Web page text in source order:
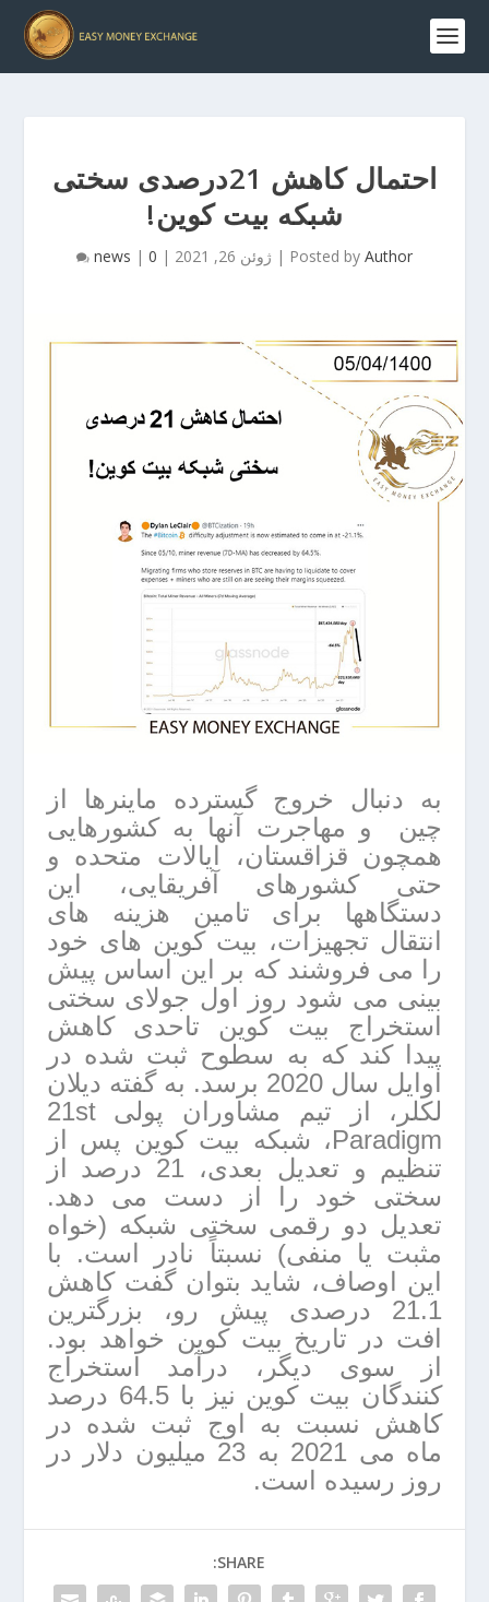
احتمال کاهش 21درصدی سختی
شبکه بیت کوین!
Posted by Author
| ژوئن 26, 2021 |
news | 0
به دنبال خروج گسترده ماینرها از
چین و مهاجرت آنها به کشورهایی
همچون قزاقستان، ایالات متحده و
حتی کشورهای آفریقایی، این
دستگاهها برای تامین هزینه های
انتقال تجهیزات، بیت کوین های خود
را می فروشند که بر این اساس پیش
بینی می شود روز اول جولای سختی
استخراج بیت کوین تاحدی کاهش
پیدا کند که به سطوح ثبت شده در
اوایل سال 2020 برسد. به گفته دیلان
لکلر، از تیم مشاوران پولی 21st
Paradigm، شبکه بیت کوین پس از
تنظیم و تعدیل بعدی، 21 درصد از
سختی خود را از دست می دهد.
تعدیل دو رقمی سختی شبکه (خواه
مثبت یا منفی) نسبتاً نادر است. با
این اوصاف، شاید بتوان گفت کاهش
21.1 درصدی پیش رو، بزرگترین
افت در تاریخ بیت کوین خواهد بود.
از سوی دیگر، درآمد استخراج
کنندگان بیت کوین نیز با 64.5 درصد
کاهش نسبت به اوج ثبت شده در
ماه می 2021 به 23 میلیون دلار در
روز رسیده است.
SHARE: